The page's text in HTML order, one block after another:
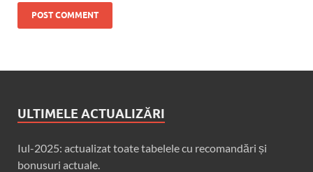
ULTIMELE ACTUALIZĂRI
Iul-2025: actualizat toate tabelele cu recomandări și
bonusuri actuale.